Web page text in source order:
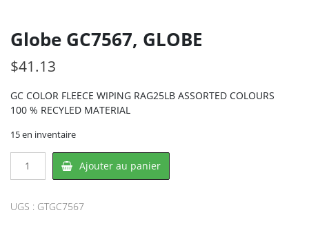
Globe GC7567, GLOBE
$41.13
GC COLOR FLEECE WIPING RAG25LB ASSORTED COLOURS
100 % RECYLED MATERIAL
15 en inventaire
GC7567,
Ajouter au panier
UGS : GTGC7567